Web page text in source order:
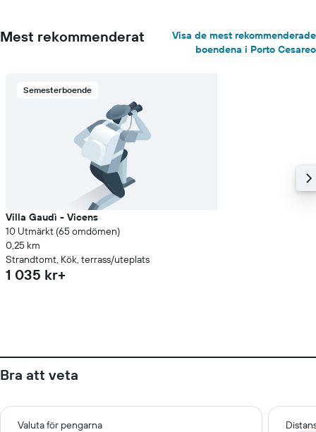
Mest rekommenderat
Visa de mest rekommenderade
boendena i Porto Cesareo
Semesterboende
Villa Gaudì - Vicens
10 Utmärkt (65 omdömen)
0,25 km
Strandtomt, Kök, terrass/uteplats
1 035 kr+
Bra att veta
Valuta för pengarna